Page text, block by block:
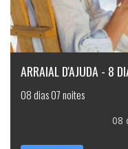
ARRAIAL D'AJUDA - 8
08 dias 07 noites
08